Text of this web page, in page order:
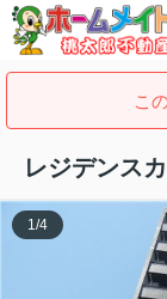
こ
レジデンス
1/4